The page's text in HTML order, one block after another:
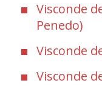
Visconde
Penedo)
Visconde
Visconde